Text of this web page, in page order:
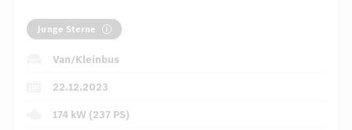
Junge Sterne
Van/Kleinbus
22.12.2023
174 kW (237 PS)